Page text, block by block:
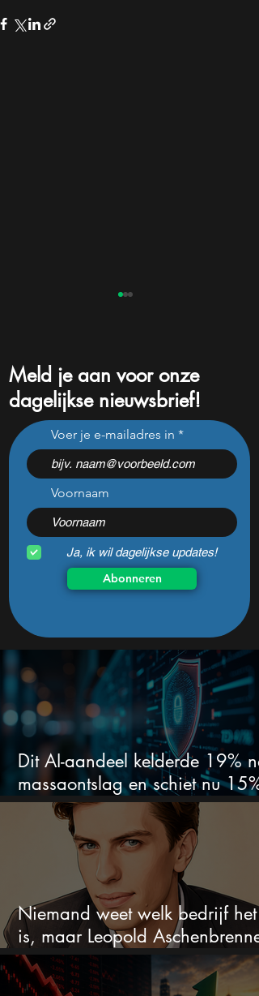
Niemand weet welk bedrijf
het is, maar Leopold
Aschenbrenner zet er nu
$500 miljoen op
Meld je aan voor onze
dagelijkse nieuwsbrief!
Voer je e-mailadres in
Voornaam
Ja, ik wil dagelijkse updates!
Abonneren
Dit AI-aandeel kelderde 19% na
massaontslag en schiet nu 15%
omhoog
Niemand weet welk bedrijf het
is, maar Leopold Aschenbrenner
zet er nu $500 miljoen op